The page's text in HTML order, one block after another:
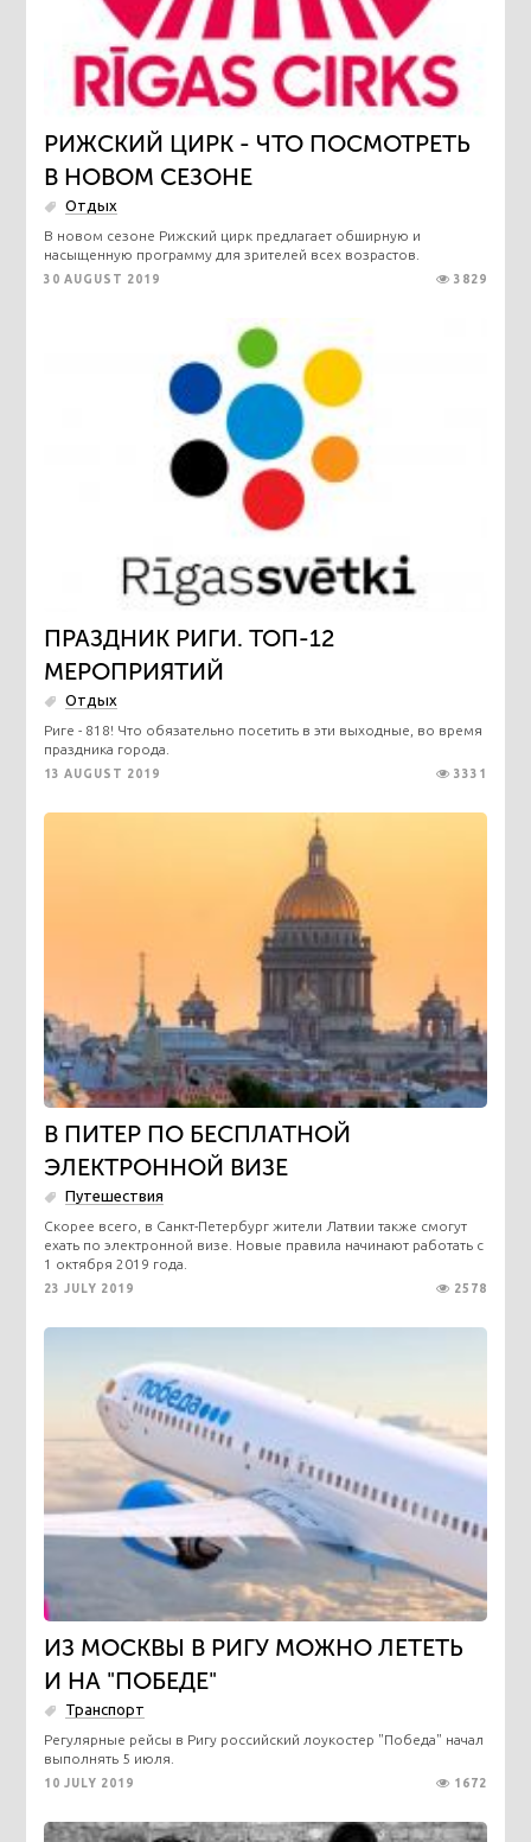
РИЖСКИЙ ЦИРК - ЧТО ПОСМОТРЕТЬ
В НОВОМ СЕЗОНЕ
Отдых
В новом сезоне Рижский цирк предлагает обширную и
насыщенную программу для зрителей всех возрастов.
30 AUGUST 2019 3829
ПРАЗДНИК РИГИ. ТОП-12
МЕРОПРИЯТИЙ
Отдых
Риге - 818! Что обязательно посетить в эти выходные, во время
праздника города.
13 AUGUST 2019 3331
В ПИТЕР ПО БЕСПЛАТНОЙ
ЭЛЕКТРОННОЙ ВИЗЕ
Путешествия
Скорее всего, в Санкт-Петербург жители Латвии также смогут
ехать по электронной визе. Новые правила начинают работать с
1 октября 2019 года.
23 JULY 2019 2578
ИЗ МОСКВЫ В РИГУ МОЖНО ЛЕТЕТЬ
И НА "ПОБЕДЕ"
Транспорт
Регулярные рейсы в Ригу российский лоукостер "Победа" начал
выполнять 5 июля.
10 JULY 2019 1672